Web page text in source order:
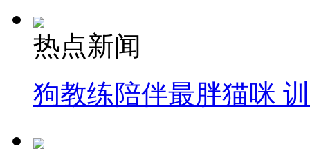
热点新闻
狗教练陪伴最胖猫咪